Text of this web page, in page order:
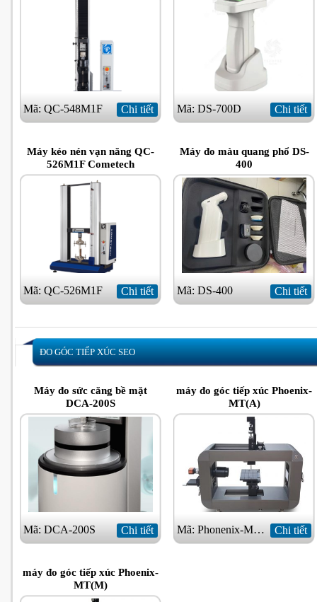
Mã: QC-548M1F Chi tiết Mã: DS-700D Chi tiết
Máy kéo nén vạn năng QC-
526M1F Cometech
Mã: QC-526M1F Chi tiết
Máy đo màu quang phổ DS-
400
Mã: DS-400 Chi tiết
ĐO GÓC TIẾP XÚC SEO
Máy đo sức căng bề mặt
DCA-200S
Mã: DCA-200S Chi tiết
máy đo góc tiếp xúc Phoenix-
MT(A)
Mã: Phonenix-MT (A) Chi tiết
máy đo góc tiếp xúc Phoenix-
MT(M)